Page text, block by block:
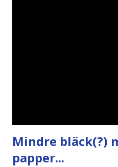
Mindre bläck(?)
papper...